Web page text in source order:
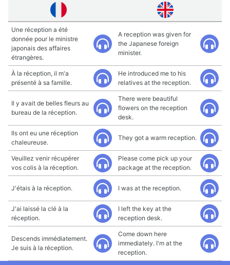
Une réception a été
donnée pour le ministre
japonais des affaires
étrangères.
A reception was given for
the Japanese foreign
minister.
À la réception, il m'a
présenté à sa famille.
He introduced me to his
relatives at the reception.
Il y avait de belles fleurs au
bureau de la réception.
There were beautiful
flowers on the reception
desk.
Ils ont eu une réception
chaleureuse.
They got a warm reception.
Veuillez venir récupérer
vos colis à la réception.
Please come pick up your
package at the reception.
J'étais à la réception. I was at the reception.
J'ai laissé la clé à la
réception.
I left the key at the
reception desk.
Descends immédiatement.
Je suis à la réception.
Come down here
immediately. I'm at the
reception.